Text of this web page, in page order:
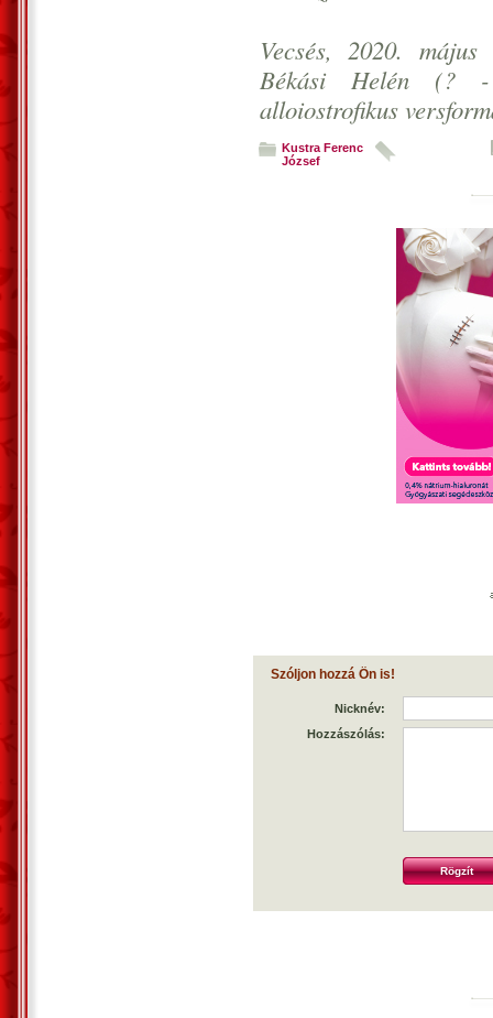
Vecsés, 2020.
Békási Helén (? -
alloiostrofikus
Kustra Ferenc
József
Szóljon hozzá Ön is!
Nicknév:
Hozzászólás: